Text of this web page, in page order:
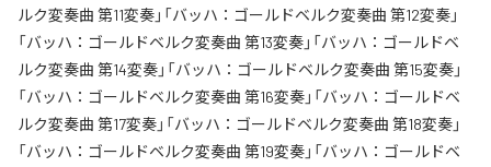
ルク変奏曲 第11変奏」「バッハ：ゴールドベルク変奏曲 第12変奏」
「バッハ：ゴールドベルク変奏曲 第13変奏」「バッハ：ゴールドベ
ルク変奏曲 第14変奏」「バッハ：ゴールドベルク変奏曲 第15変奏」
「バッハ：ゴールドベルク変奏曲 第16変奏」「バッハ：ゴールドベ
ルク変奏曲 第17変奏」「バッハ：ゴールドベルク変奏曲 第18変奏」
「バッハ：ゴールドベルク変奏曲 第19変奏」「バッハ：ゴールドベ